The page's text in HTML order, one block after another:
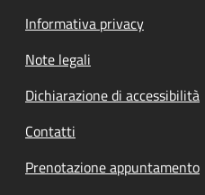
Informativa privacy
Note legali
Dichiarazione di accessibilità
Contatti
Prenotazione appuntamento